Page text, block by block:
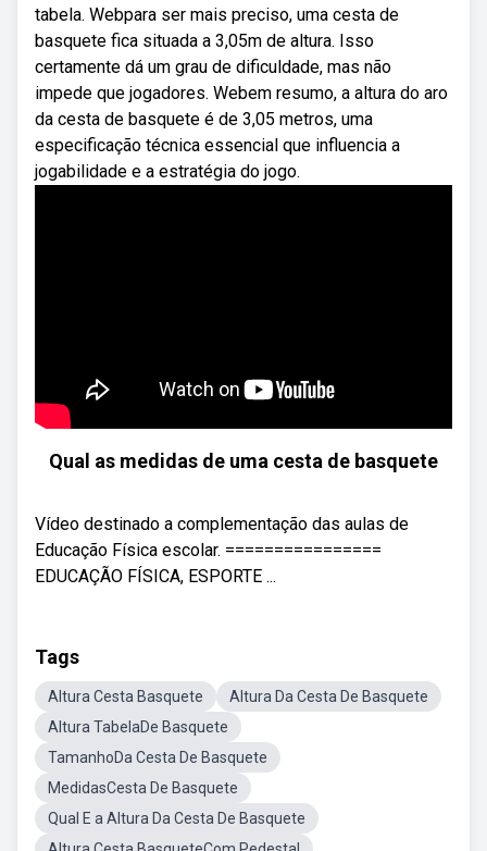
tabela. Webpara ser mais preciso, uma cesta de
basquete fica situada a 3,05m de altura. Isso
certamente dá um grau de dificuldade, mas não
impede que jogadores. Webem resumo, a altura do aro
da cesta de basquete é de 3,05 metros, uma
especificação técnica essencial que influencia a
jogabilidade e a estratégia do jogo.
Qual as medidas de uma cesta de basquete
Vídeo destinado a complementação das aulas de
Educação Física escolar. ================
EDUCAÇÃO FÍSICA, ESPORTE ...
Tags
Altura Cesta Basquete
Altura Da Cesta De Basquete
Altura TabelaDe Basquete
TamanhoDa Cesta De Basquete
MedidasCesta De Basquete
Qual E a Altura Da Cesta De Basquete